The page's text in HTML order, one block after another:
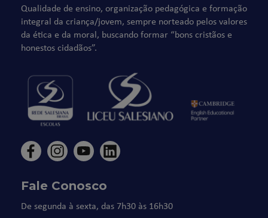
Qualidade de ensino, organização pedagógica e formação
integral da criança/jovem, sempre norteado pelos valores
da ética e da moral, buscando formar “bons cristãos e
honestos cidadãos”.
Fale Conosco
De segunda à sexta, das 7h30 às 16h30